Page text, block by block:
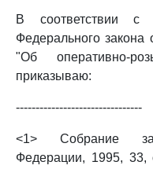
В соответствии с
Федерального закона
"Об оперативно-
приказываю:
--------------------------------
<1> Собрание
Федерации, 1995, 33,